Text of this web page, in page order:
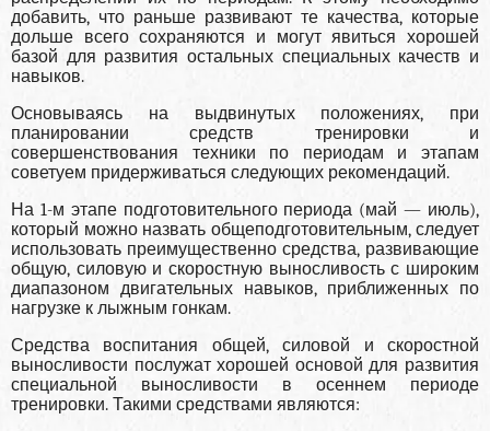
добавить, что раньше развивают те качества, которые
дольше всего сохраняются и могут явиться хорошей
базой для развития остальных специальных качеств и
навыков.
Основываясь на выдвинутых положениях, при
планировании средств тренировки и
совершенствования техники по периодам и этапам
советуем придерживаться следующих рекомендаций.
На 1-м этапе подготовительного периода (май — июль),
который можно назвать общеподготовительным, следует
использовать преимущественно средства, развивающие
общую, силовую и скоростную выносливость с широким
диапазоном двигательных навыков, приближенных по
нагрузке к лыжным гонкам.
Средства воспитания общей, силовой и скоростной
выносливости послужат хорошей основой для развития
специальной выносливости в осеннем периоде
тренировки. Такими средствами являются: